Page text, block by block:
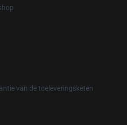
van de toeleveringsketen